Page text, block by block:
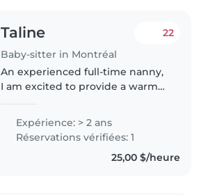
Taline
Baby-sitter in Montréal
22
An experienced full-time nanny,
I am excited to provide a warm
patient demeanor, ensure that I
can cater to the unique needs..
Expérience: > 2 ans
Réservations vérifiées: 1
25,00 $/heure